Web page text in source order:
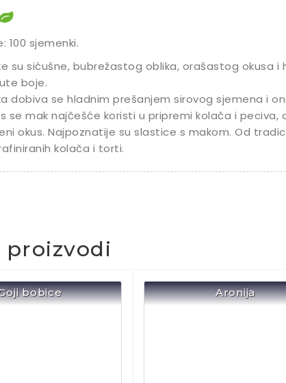
100 sjemenki.
su sićušne, bubrežastog oblika, orašastog okusa
boje.
dobiva se hladnim prešanjem sirovog sjemena i
se mak najčešće koristi u pripremi kolača i
okus. Najpoznatije su slastice s makom. Od
kolača i torti.
proizvodi
bobice Aronija